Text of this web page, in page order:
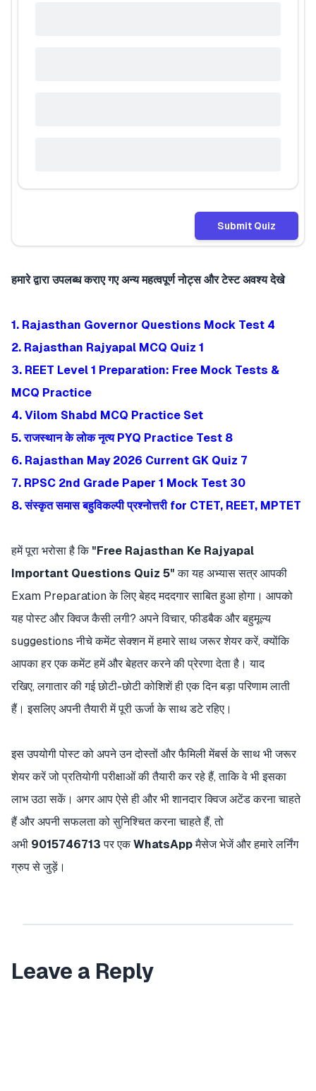
Submit Quiz
हमारे द्वारा उपलब्ध कराए गए अन्य महत्वपूर्ण नोट्स और टेस्ट अवश्य देखे
1. Rajasthan Governor Questions Mock Test 4
2. Rajasthan Rajyapal MCQ Quiz 1
3. REET Level 1 Preparation: Free Mock Tests &
MCQ Practice
4. Vilom Shabd MCQ Practice Set
5. राजस्थान के लोक नृत्य PYQ Practice Test 8
6. Rajasthan May 2026 Current GK Quiz 7
7. RPSC 2nd Grade Paper 1 Mock Test 30
8. संस्कृत समास बहुविकल्पी प्रश्नोत्तरी for CTET, REET, MPTET
हमें पूरा भरोसा है कि "Free Rajasthan Ke Rajyapal
Important Questions Quiz 5" का यह अभ्यास सत्र आपकी
Exam Preparation के लिए बेहद मददगार साबित हुआ होगा। आपको
यह पोस्ट और क्विज कैसी लगी? अपने विचार, फीडबैक और बहुमूल्य
suggestions नीचे कमेंट सेक्शन में हमारे साथ जरूर शेयर करें, क्योंकि
आपका हर एक कमेंट हमें और बेहतर करने की प्रेरणा देता है। याद
रखिए, लगातार की गई छोटी-छोटी कोशिशें ही एक दिन बड़ा परिणाम लाती
हैं। इसलिए अपनी तैयारी में पूरी ऊर्जा के साथ डटे रहिए।
इस उपयोगी पोस्ट को अपने उन दोस्तों और फैमिली मेंबर्स के साथ भी जरूर
शेयर करें जो प्रतियोगी परीक्षाओं की तैयारी कर रहे हैं, ताकि वे भी इसका
लाभ उठा सकें। अगर आप ऐसे ही और भी शानदार क्विज अटेंड करना चाहते
हैं और अपनी सफलता को सुनिश्चित करना चाहते हैं, तो
अभी 9015746713 पर एकWhatsAppमैसेज भेजें और हमारे लर्निंग
ग्रुप से जुड़ें।
Leave a Reply